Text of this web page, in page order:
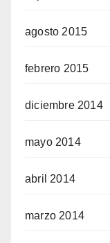
agosto 2015
febrero 2015
diciembre 2014
mayo 2014
abril 2014
marzo 2014